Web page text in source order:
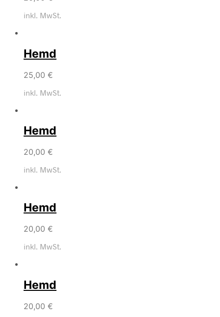
inkl. MwSt.
Hemd
25,00 €
inkl. MwSt.
Hemd
20,00 €
inkl. MwSt.
Hemd
20,00 €
inkl. MwSt.
Hemd
20,00 €